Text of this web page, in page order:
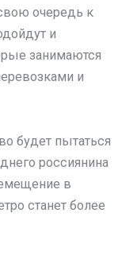
очередь к
и
занимаются
и
будет пытаться
россиянина
в
станет более